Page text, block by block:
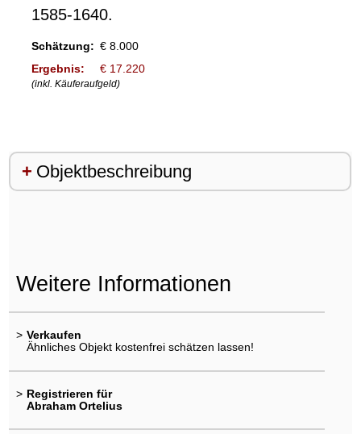
1585-1640.
Schätzung: € 8.000
Ergebnis:
€ 17.220
(inkl. Käuferaufgeld)
Objektbeschreibung
Weitere Informationen
> Verkaufen
Ähnliches Objekt kostenfrei schätzen lassen!
> Registrieren für
Abraham Ortelius